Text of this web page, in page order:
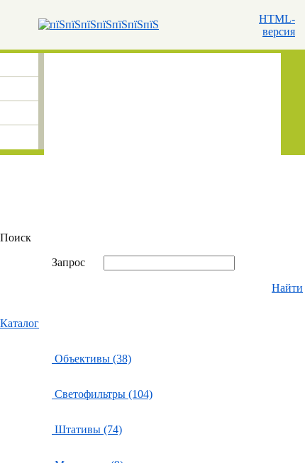
HTML-
версия
Поиск
Запрос
Найти
Каталог
Объективы (38)
Светофильтры (104)
Штативы (74)